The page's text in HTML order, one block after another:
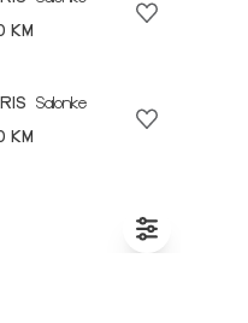
KM
Salonke
KM